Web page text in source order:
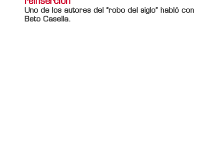
Uno de los autores del “robo del siglo” habló con
Beto Casella.